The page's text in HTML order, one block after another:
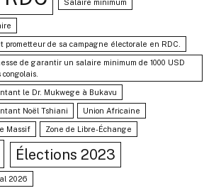
Salaire minimum
prometteur de sa campagne électorale en RDC.
de garantir un salaire minimum de 1000 USD
le Dr. Mukwege à Bukavu
Noël Tshiani Union Africaine
Massif Zone de Libre-Échange
Élections 2023
2026